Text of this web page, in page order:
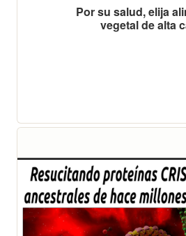
Por su salud, elija
vegetal de alta